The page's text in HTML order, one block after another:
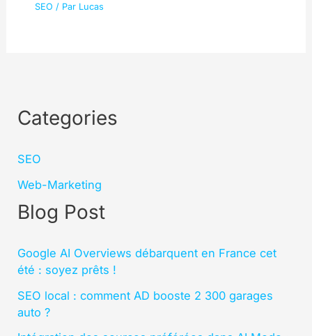
SEO / Par Lucas
Categories
SEO
Web-Marketing
Blog Post
Google AI Overviews débarquent en France cet
été : soyez prêts !
SEO local : comment AD booste 2 300 garages
auto ?